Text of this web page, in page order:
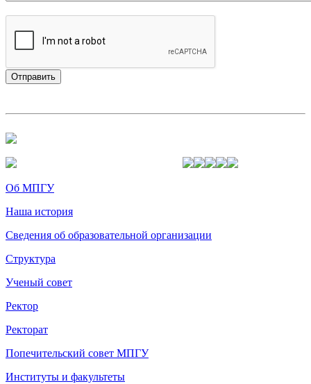
Об МПГУ
Наша история
Сведения об образовательной организации
Структура
Ученый совет
Ректор
Ректорат
Попечительский совет МПГУ
Институты и факультеты